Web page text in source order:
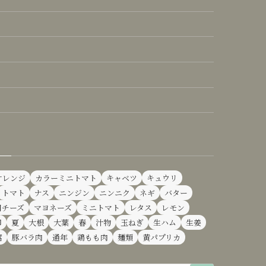
レンジ カラーミニトマト キャベツ
キュウリ
トマト
ナス ニンジン ニンニク ネギ
バター
ーズ
マヨネーズ ミニトマト レタス
レモン
夏 大根 大葉 春 汁物 玉ねぎ 生ハム
生姜
豚バラ肉 通年 鶏もも肉 麺類 黄パプリカ